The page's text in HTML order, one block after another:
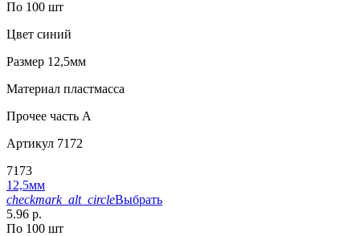
По 100 шт
Цвет синий
Размер 12,5мм
Материал пластмасса
Прочее часть A
Артикул 7172
7173
12,5мм
checkmark_alt_circleВыбрать
5.96 р.
По 100 шт